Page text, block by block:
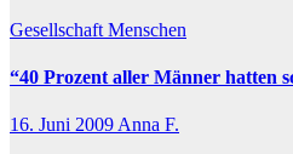
Gesellschaft Menschen
“40 Prozent aller Männer hatten
16. Juni 2009 Anna F.